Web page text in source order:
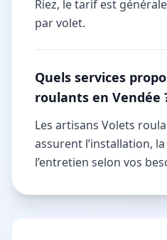
Riez, le tarif est
par volet.
Quels services
roulants en Vendée
Les artisans Volets
assurent l’installation,
l’entretien selon vos